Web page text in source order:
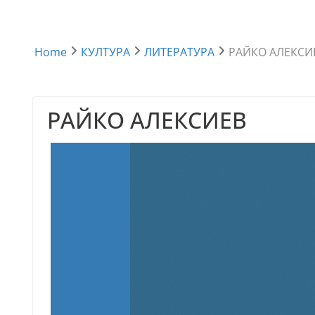
Home КУЛТУРА ЛИТЕРАТУРА РАЙКО
РАЙКО АЛЕКСИЕВ